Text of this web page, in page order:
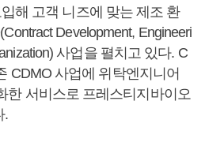
해 고객 니즈에 맞는 제조 환
Development, Engineeri
사업을 펼치고 있다. C
CDMO 사업에 위탁엔지니어
한 서비스로 프레스티지바이오
.